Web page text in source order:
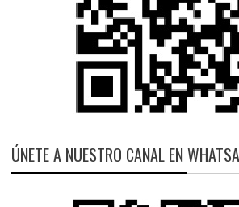
ÚNETE A NUESTRO CANAL EN